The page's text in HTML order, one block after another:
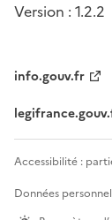
Version : 1.2.2
info.gouv.fr
Accessibilité :
Données